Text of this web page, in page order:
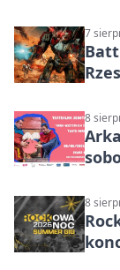
7
8
8